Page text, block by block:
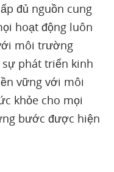
đủ nguồn cung
hoạt động luôn
môi trường
phát triển kinh
vững với môi
khỏe cho mọi
bước được hiện